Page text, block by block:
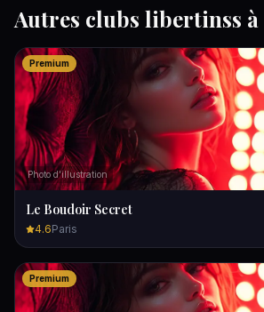
Autres clubs libertinss à
Photo d'illustration
Premium
Le Boudoir Secret
4.6Paris
Premium